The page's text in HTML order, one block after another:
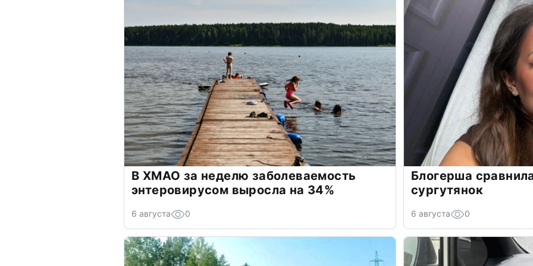
В ХМАО за неделю заболеваемость
энтеровирусом выросла на 34%
6 августа 0
Блогерша
сургутянок
6 августа 0